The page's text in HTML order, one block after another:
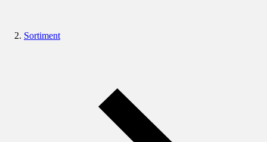
Sortiment